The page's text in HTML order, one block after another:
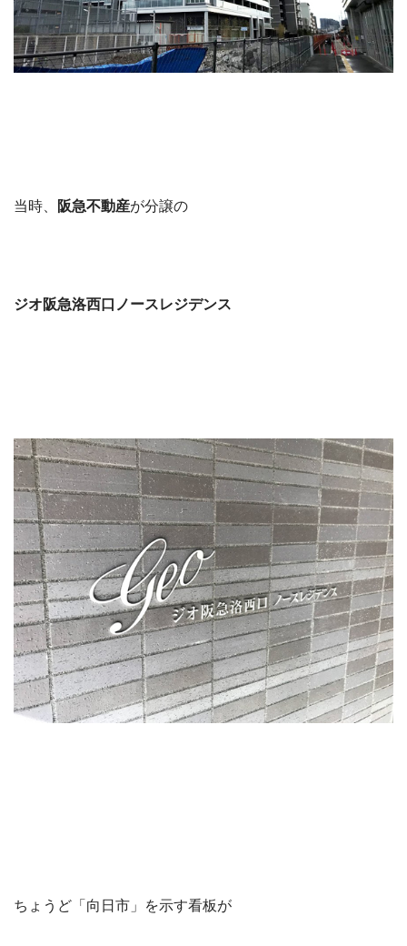
当時、 阪急不動産が分譲の
ジオ阪急洛西口ノースレジデンス
ちょうど「向日市」を示す看板が